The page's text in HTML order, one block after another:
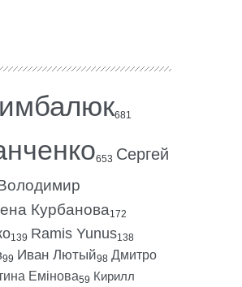
681
653 Сергей
Курбанова172
139 Ramis Yunus138
99 Иван Лютый98 Дмитро
Емінова59 Кирилл